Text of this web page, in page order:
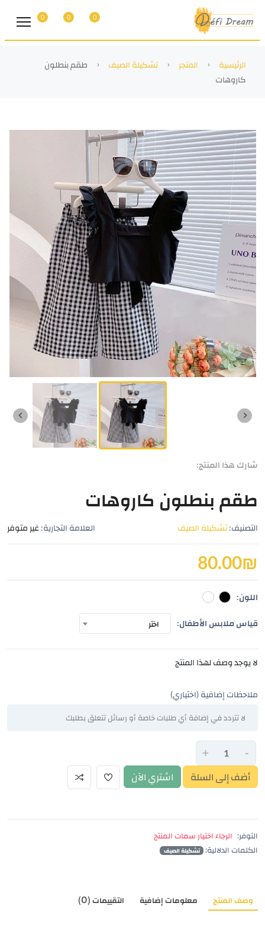
0
0
0
الرئيسية المتجر تشكيلة الصيف
طقم بنطلون
كاروهات
شارك هذا المنتج:
طقم بنطلون كاروهات
التصنيف:تشكيلة الصيف العلامة التجارية: غير متوفر
80.00₪
اللون:
قياس ملابس الأطفال: اختر
لا يوجد وصف لهذا المنتج
ملاحظات إضافية (اختياري)
-
+
أضف إلى السلة اشتري الآن
التوفر:
الرجاء اختيار سمات المنتج
الكلمات الدلالية:
تشكيلة الصيف
وصف المنتج معلومات إضافية التقييمات (0)